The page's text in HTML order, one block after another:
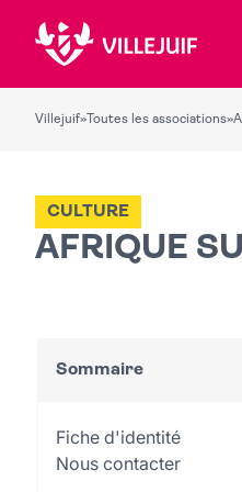
Villejuif» Toutes les associations»
AFRIQUE
CULTURE
Sommaire
Fiche d'identité
Nous contacter